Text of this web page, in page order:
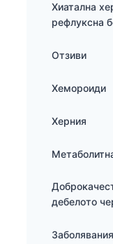
Хиатална
рефлуксна
Отзиви
Хемороиди
Херния
дебелото